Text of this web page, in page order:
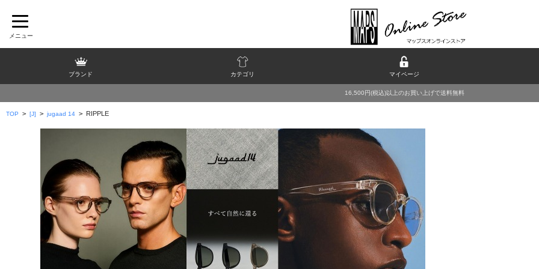
ブランド カテゴリ マイページ
16,500円(税込)以上のお買い上げで送料無料
TOP > [J] > jugaad 14 > RIPPLE